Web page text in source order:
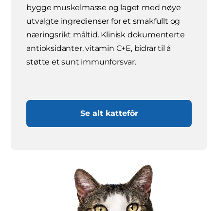
bygge muskelmasse og laget med nøye
utvalgte ingredienser for et smakfullt og
næringsrikt måltid. Klinisk dokumenterte
antioksidanter, vitamin C+E, bidrar til å
støtte et sunt immunforsvar.
Se alt kattefôr